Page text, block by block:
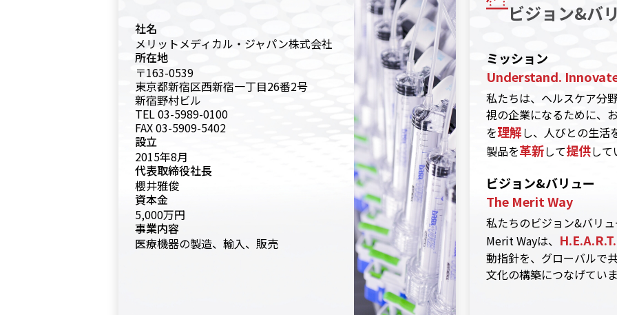
社名
メリットメディカル・ジャパン株式会社
所在地
〒163-0539
東京都新宿区西新宿一丁目26番2号
新宿野村ビル
TEL 03-5989-0100
FAX 03-5909-5402
設⽴
2015年8⽉
代表取締役社長
櫻井雅俊
資本⾦
5,000万円
事業内容
医療機器の製造、輸⼊、販売
ビジョン&バ
ミッション
Understand.
私たちは、ヘルスケア分
視の企業になるために、
を理解し、人びとの生活
製品を革新して提供し
ビジョン&バリュー
The Merit Way
私たちのビジョン&バリ
Merit Wayは、 H.E.A.R.T.
動指針を、グローバルで
文化の構築につなげてい